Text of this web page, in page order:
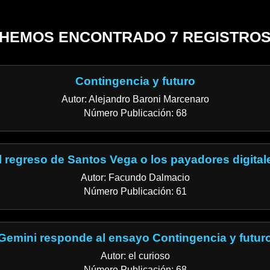
ENCONTRADO 7 REGISTROS
Contingencia y futuro
Autor: Alejandro Baroni Marcenaro
Número Publicación: 68
regreso de Santos Vega o los payadores
Autor: Facundo Dalmacio
Número Publicación: 61
responde al ensayo Contingencia y
Autor: el curioso